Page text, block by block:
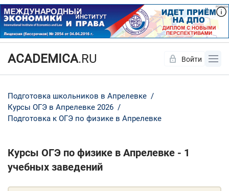
ACADEMICA.RU Войти
Подготовка школьников в Апрелевке
Курсы ОГЭ в Апрелевке 2026
Подготовка к ОГЭ по физике в Апрелевке
Курсы ОГЭ по физике в Апрелевке - 1
учебных заведений
Да Нет